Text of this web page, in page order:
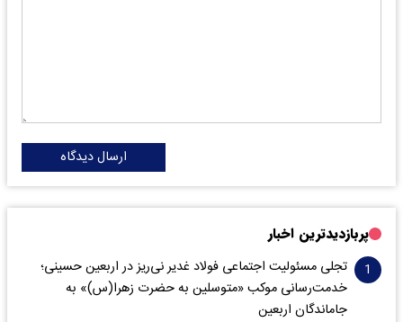
ارسال دیدگاه
پربازدیدترین اخبار
تجلی مسئولیت اجتماعی فولاد غدیر نی‌ریز در اربعین حسینی؛
خدمت‌رسانی موکب «متوسلین به حضرت زهرا(س)» به
جاماندگان اربعین